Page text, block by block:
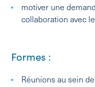
motiver une
collaboration avec
Formes :
Réunions au sein